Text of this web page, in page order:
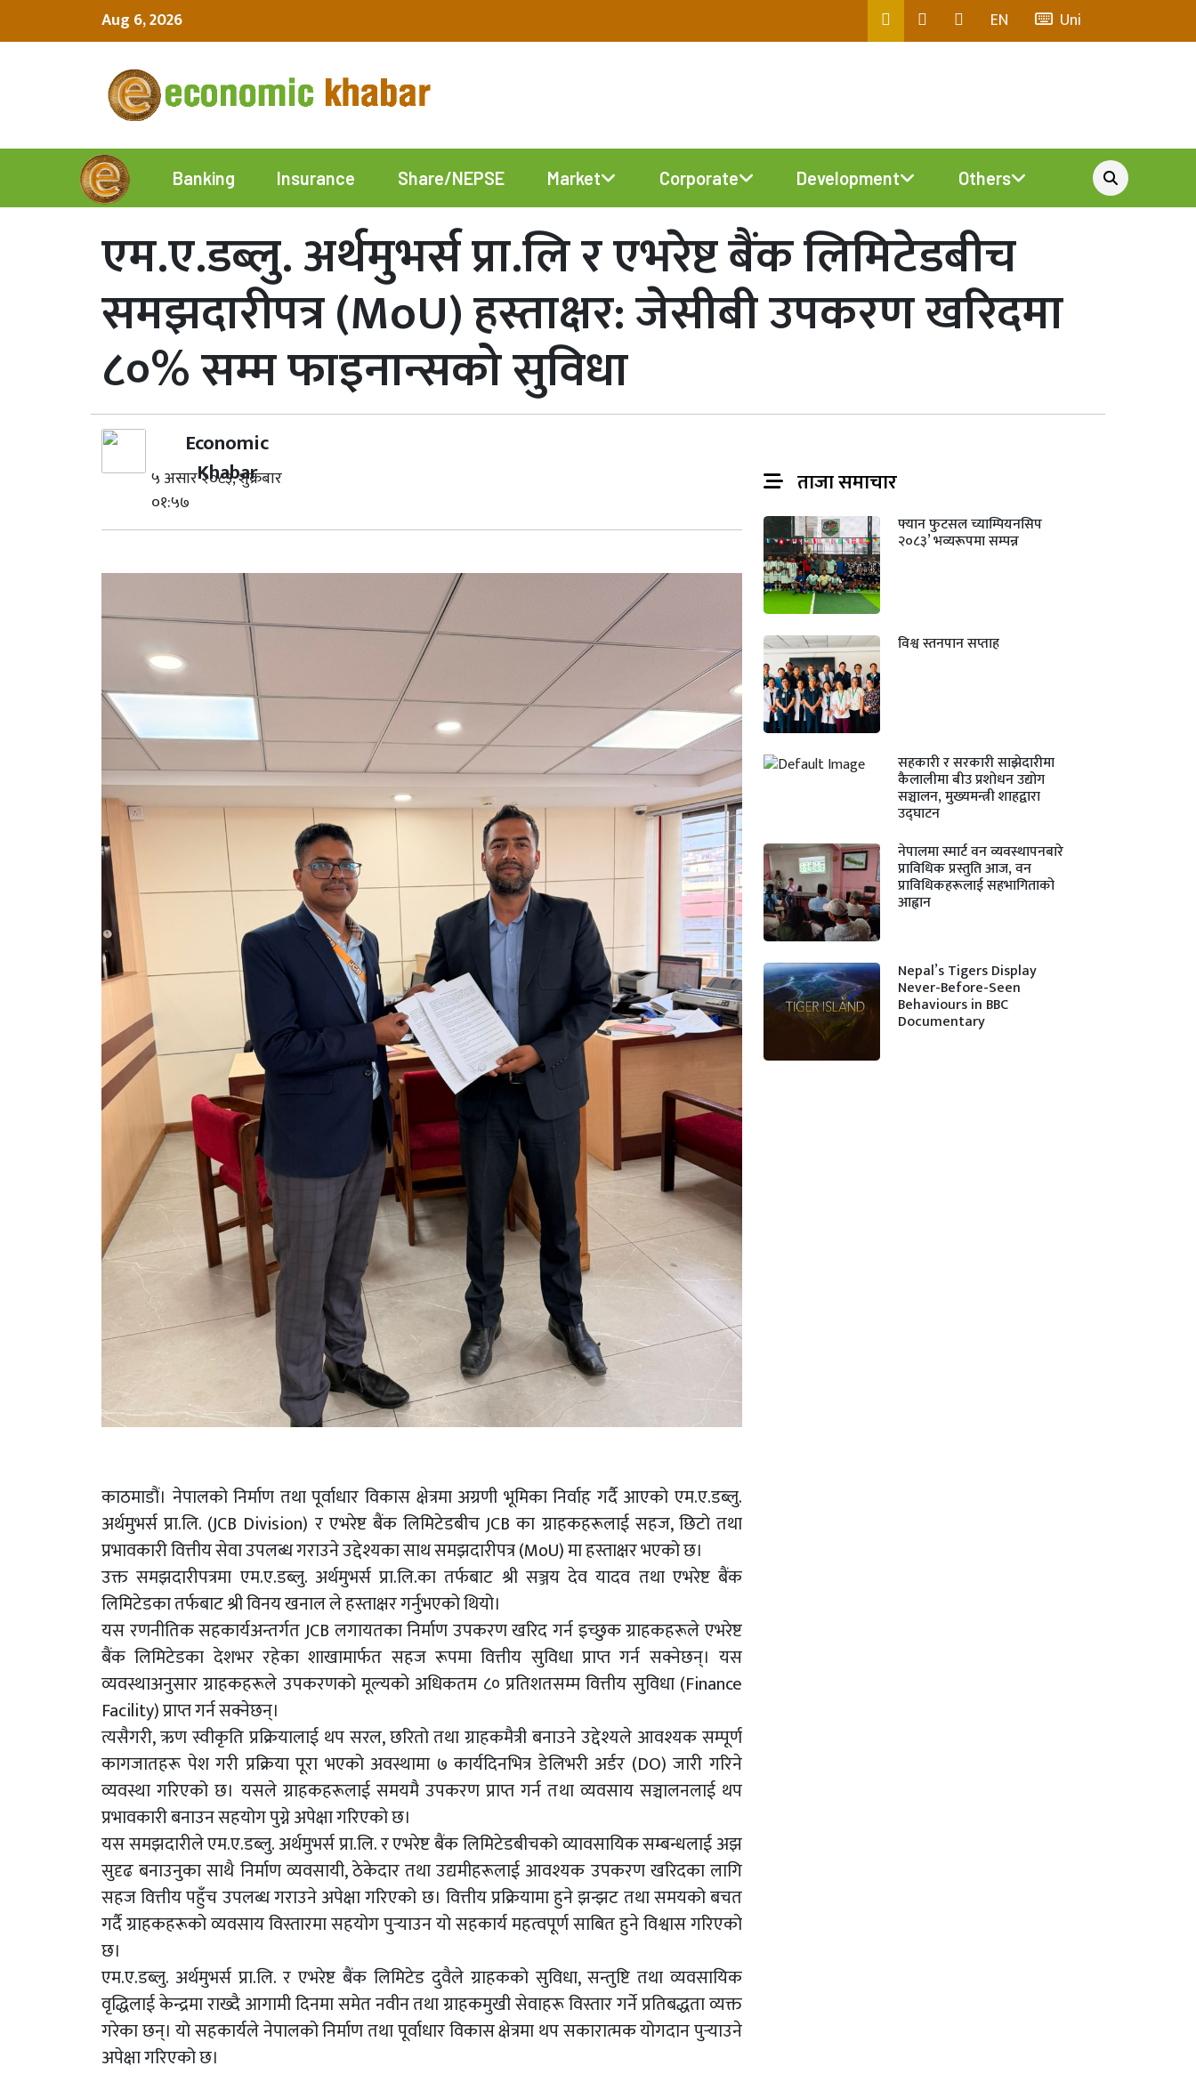
Aug 6, 2026 EN Uni
Banking Insurance Share/NEPSE Market Corporate Development Others
एम.ए.डब्लु. अर्थमुभर्स प्रा.लि र एभरेष्ट बैंक लिमिटेडबीच
समझदारीपत्र (MoU) हस्ताक्षर: जेसीबी उपकरण खरिदमा
८०% सम्म फाइनान्सको सुविधा
Economic
Khabar
५ असार २०८३, शुक्रबार
०१:५७
काठमाडौं। नेपालको निर्माण तथा पूर्वाधार विकास क्षेत्रमा अग्रणी भूमिका निर्वाह गर्दै आएको एम.ए.डब्लु.
अर्थमुभर्स प्रा.लि. (JCB Division) र एभरेष्ट बैंक लिमिटेडबीच JCB का ग्राहकहरूलाई सहज, छिटो तथा
प्रभावकारी वित्तीय सेवा उपलब्ध गराउने उद्देश्यका साथ समझदारीपत्र (MoU) मा हस्ताक्षर भएको छ।
उक्त समझदारीपत्रमा एम.ए.डब्लु. अर्थमुभर्स प्रा.लि.का तर्फबाट श्री सञ्जय देव यादव तथा एभरेष्ट बैंक
लिमिटेडका तर्फबाट श्री विनय खनाल ले हस्ताक्षर गर्नुभएको थियो।
यस रणनीतिक सहकार्यअन्तर्गत JCB लगायतका निर्माण उपकरण खरिद गर्न इच्छुक ग्राहकहरूले एभरेष्ट
बैंक लिमिटेडका देशभर रहेका शाखामार्फत सहज रूपमा वित्तीय सुविधा प्राप्त गर्न सक्नेछन्। यस
व्यवस्थाअनुसार ग्राहकहरूले उपकरणको मूल्यको अधिकतम ८० प्रतिशतसम्म वित्तीय सुविधा (Finance
Facility) प्राप्त गर्न सक्नेछन्।
त्यसैगरी, ऋण स्वीकृति प्रक्रियालाई थप सरल, छरितो तथा ग्राहकमैत्री बनाउने उद्देश्यले आवश्यक सम्पूर्ण
कागजातहरू पेश गरी प्रक्रिया पूरा भएको अवस्थामा ७ कार्यदिनभित्र डेलिभरी अर्डर (DO) जारी गरिने
व्यवस्था गरिएको छ। यसले ग्राहकहरूलाई समयमै उपकरण प्राप्त गर्न तथा व्यवसाय सञ्चालनलाई थप
प्रभावकारी बनाउन सहयोग पुग्ने अपेक्षा गरिएको छ।
यस समझदारीले एम.ए.डब्लु. अर्थमुभर्स प्रा.लि. र एभरेष्ट बैंक लिमिटेडबीचको व्यावसायिक सम्बन्धलाई अझ
सुदृढ बनाउनुका साथै निर्माण व्यवसायी, ठेकेदार तथा उद्यमीहरूलाई आवश्यक उपकरण खरिदका लागि
सहज वित्तीय पहुँच उपलब्ध गराउने अपेक्षा गरिएको छ। वित्तीय प्रक्रियामा हुने झन्झट तथा समयको बचत
गर्दै ग्राहकहरूको व्यवसाय विस्तारमा सहयोग पुर्‍याउन यो सहकार्य महत्वपूर्ण साबित हुने विश्वास गरिएको
छ।
एम.ए.डब्लु. अर्थमुभर्स प्रा.लि. र एभरेष्ट बैंक लिमिटेड दुवैले ग्राहकको सुविधा, सन्तुष्टि तथा व्यवसायिक
वृद्धिलाई केन्द्रमा राख्दै आगामी दिनमा समेत नवीन तथा ग्राहकमुखी सेवाहरू विस्तार गर्ने प्रतिबद्धता व्यक्त
गरेका छन्। यो सहकार्यले नेपालको निर्माण तथा पूर्वाधार विकास क्षेत्रमा थप सकारात्मक योगदान पुर्‍याउने
अपेक्षा गरिएको छ।
ताजा समाचार
फ्यान फुटसल च्याम्पियनसिप
२०८३’ भव्यरूपमा सम्पन्न
विश्व स्तनपान सप्ताह
सहकारी र सरकारी साझेदारीमा
कैलालीमा बीउ प्रशोधन उद्योग
सञ्चालन, मुख्यमन्त्री शाहद्वारा
उद्घाटन
नेपालमा स्मार्ट वन व्यवस्थापनबारे
प्राविधिक प्रस्तुति आज, वन
प्राविधिकहरूलाई सहभागिताको
आह्वान
Nepal’s Tigers Display
Never-Before-Seen
Behaviours in BBC
Documentary